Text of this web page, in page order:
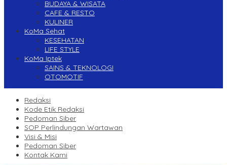
BUDAYA & WISATA
CAFE & RESTO
KULINER
KoMa Sehat
KESEHATAN
LIFE STYLE
KoMa Iptek
SAINS & TEKNOLOGI
OTOMOTIF
Redaksi
Kode Etik Redaksi
Pedoman Siber
SOP Perlindungan Wartawan
Visi & Misi
Pedoman Siber
Kontak Kami